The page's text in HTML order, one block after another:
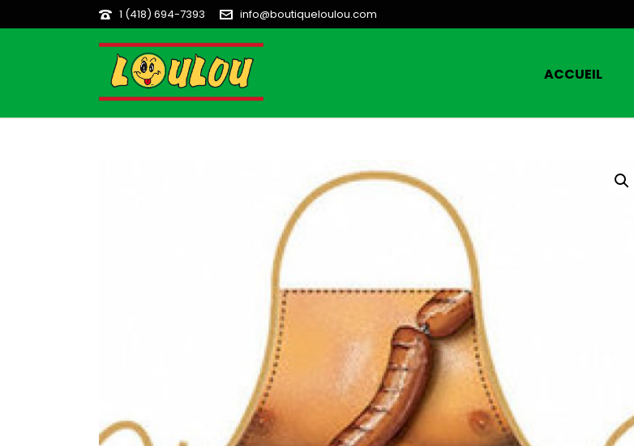
1 (418) 694-7393 info@boutiqueloulou.com
ACCUEIL